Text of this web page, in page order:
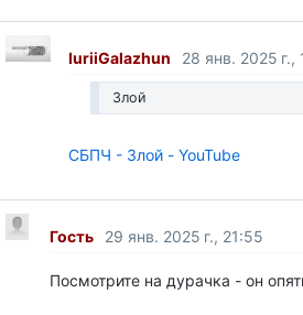
IuriiGalazhun 28 янв. 2025 г.,
Злой
СБПЧ - Злой - YouTube
Гость 29 янв. 2025 г., 21:55
Посмотрите на дурачка - он